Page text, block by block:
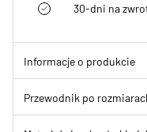
30-dni na
Informacje o produkcie
Przewodnik po